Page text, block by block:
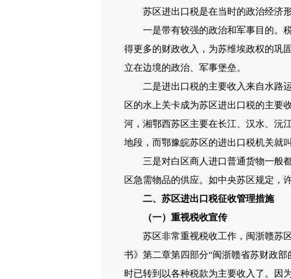
苏区进出口税是在当时的政治经济形
一是带有较强的政治和军事目的。税
得更多的财政收入，为苏维埃政权的巩
立在边境的政治、军事堡垒。
二是进出口税的主要收入来自水路运
区的水上关卡成为苏区进出口税的主要
河，湘鄂西苏区主要在长江、汉水、沅
地段，而鄂豫皖苏区的进出口税机关就
三是对白区商人进口普通货物一般都
区急需物品的供应。如中央苏区规定，
二、苏区进出口税征收管理措施
（一）重视税收宣传
苏区非常重视税收工作，闽浙赣苏区
书》第二章第四部分“闽浙赣省苏财政
时已转到以各种税款为主要收入了。因